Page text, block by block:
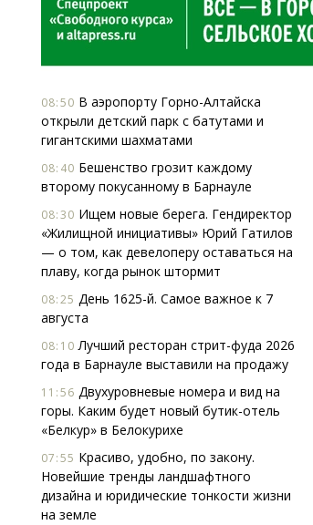
08:50 В аэропорту Горно-Алтайска
открыли детский парк с батутами и
гигантскими шахматами
08:40 Бешенство грозит каждому
второму покусанному в Барнауле
08:30 Ищем новые берега. Гендиректор
«Жилищной инициативы» Юрий Гатилов
— о том, как девелоперу оставаться на
плаву, когда рынок штормит
08:25 День 1625-й. Самое важное к 7
августа
08:10 Лучший ресторан стрит-фуда 2026
года в Барнауле выставили на продажу
11:56 Двухуровневые номера и вид на
горы. Каким будет новый бутик-отель
«Белкур» в Белокурихе
07:55 Красиво, удобно, по закону.
Новейшие тренды ландшафтного
дизайна и юридические тонкости жизни
на земле